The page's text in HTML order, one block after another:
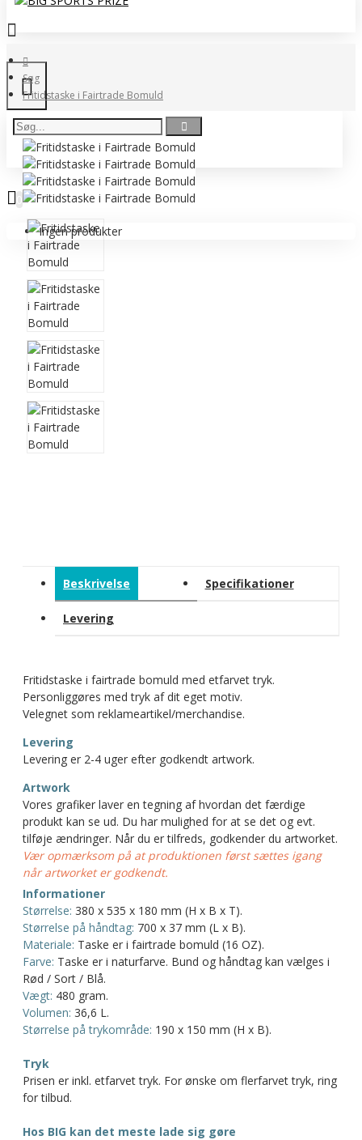
0 vare(r) - 0,00 DKK
Ingen produkter
Søg
Fritidstaske i Fairtrade Bomuld
Beskrivelse Specifikationer
Levering
Fritidstaske i fairtrade bomuld med etfarvet tryk.
Personliggøres med tryk af dit eget motiv.
Velegnet som reklameartikel/merchandise.
Levering
Levering er 2-4 uger efter godkendt artwork.
Artwork
Vores grafiker laver en tegning af hvordan det færdige
produkt kan se ud. Du har mulighed for at se det og evt.
tilføje ændringer. Når du er tilfreds, godkender du artworket.
Vær opmærksom på at produktionen først sættes igang
når artworket er godkendt.
Informationer
Størrelse: 380 x 535 x 180 mm (H x B x T).
Størrelse på håndtag: 700 x 37 mm (L x B).
Materiale: Taske er i fairtrade bomuld (16 OZ).
Farve: Taske er i naturfarve. Bund og håndtag kan vælges i
Rød / Sort / Blå.
Vægt: 480 gram.
Volumen: 36,6 L.
Størrelse på trykområde: 190 x 150 mm (H x B).
Tryk
Prisen er inkl. etfarvet tryk. For ønske om flerfarvet tryk, ring
for tilbud.
Hos BIG kan det meste lade sig gøre